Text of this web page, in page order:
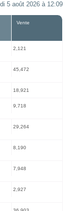
5 août 2026 à 12:09
Vente
2,121
45,472
18,921
9,718
29,264
8,190
7,948
2,927